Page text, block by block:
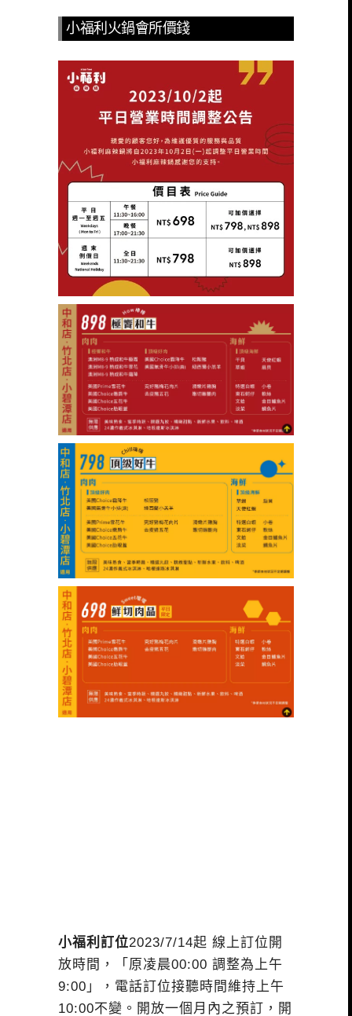
小福利火鍋會所價錢
小福利訂位2023/7/14起 線上訂位開
放時間，「原凌晨00:00 調整為上午
9:00」，電話訂位接聽時間維持上午
10:00不變。開放一個月內之預訂，開